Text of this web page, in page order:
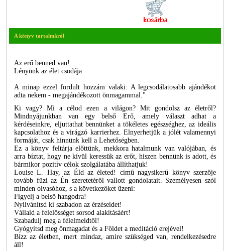
A könyv tartalmáról
Az erő benned van!
Lényünk az élet csodája
A minap ezzel fordult hozzám valaki: A legcsodálatosabb ajándékot
adta nekem - megajándékozott önmagammal."
Ki vagy? Mi a célod ezen a világon? Mit gondolsz az életről?
Mindnyájunkban van egy belső Erő, amely választ adhat a
kérdéseinkre, eljuttathat bennünket a tökéletes egészséghez, az ideális
kapcsolathoz és a virágzó karrierhez. Elnyerhetjük a jólét valamennyi
formáját, csak hinnünk kell a Lehetőségben.
Ez a könyv feltárja előttünk, mekkora hatalmunk van valójában, és
arra bíztat, hogy ne kívül keressük az erőt, hiszen bennünk is adott, és
bármikor pozitív célok szolgálatába állíthatjuk!
Louise L. Hay, az Éld az életed! című nagysikerű könyv szerzője
tovább fűzi az Én szeretetéről vallott gondolatait. Személyesen szól
minden olvasóhoz, s a következőket üzeni:
Figyelj a belső hangodra!
Nyilvánítsd ki szabadon az érzéseidet!
Vállald a felelősséget sorsod alakításáért!
Szabadulj meg a félelmeidtől!
Gyógyítsd meg önmagadat és a Földet a meditáció erejével!
Bízz az életben, mert mindaz, amire szükséged van, rendelkezésedre
áll!